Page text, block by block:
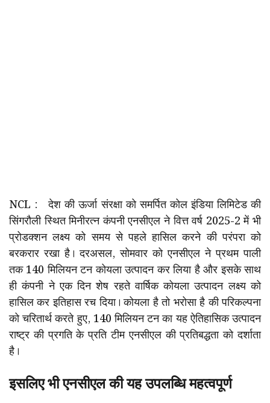
NCL : देश की ऊर्जा संरक्षा को समर्पित कोल इंडिया लिमिटेड की
सिंगरौली स्थित मिनीरत्न कंपनी एनसीएल ने वित्त वर्ष 2025-2 में भी
प्रोडक्शन लक्ष्य को समय से पहले हासिल करने की परंपरा को
बरकरार रखा है। दरअसल, सोमवार को एनसीएल ने प्रथम पाली
तक 140 मिलियन टन कोयला उत्पादन कर लिया है और इसके साथ
ही कंपनी ने एक दिन शेष रहते वार्षिक कोयला उत्पादन लक्ष्य को
हासिल कर इतिहास रच दिया। कोयला है तो भरोसा है की परिकल्पना
को चरितार्थ करते हुए, 140 मिलियन टन का यह ऐतिहासिक उत्पादन
राष्ट्र की प्रगति के प्रति टीम एनसीएल की प्रतिबद्धता को दर्शाता
है।
इसलिए भी एनसीएल की यह उपलब्धि महत्वपूर्ण